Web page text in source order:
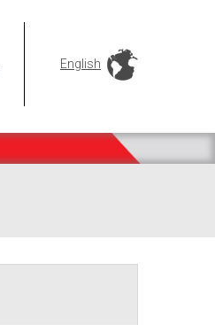
English